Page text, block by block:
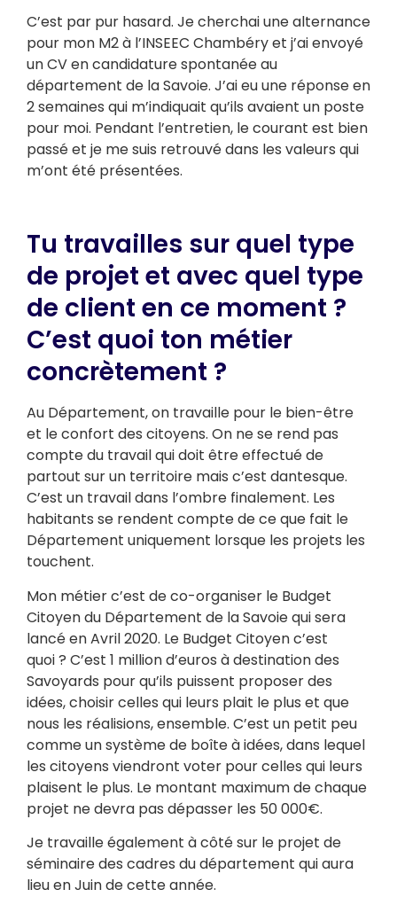
C’est par pur hasard. Je cherchai une alternance
pour mon M2 à l’INSEEC Chambéry et j’ai envoyé
un CV en candidature spontanée au
département de la Savoie. J’ai eu une réponse en
2 semaines qui m’indiquait qu’ils avaient un poste
pour moi. Pendant l’entretien, le courant est bien
passé et je me suis retrouvé dans les valeurs qui
m’ont été présentées.
Tu travailles sur quel type
de projet et avec quel type
de client en ce moment ?
C’est quoi ton métier
concrètement ?
Au Département, on travaille pour le bien-être
et le confort des citoyens. On ne se rend pas
compte du travail qui doit être effectué de
partout sur un territoire mais c’est dantesque.
C’est un travail dans l’ombre finalement. Les
habitants se rendent compte de ce que fait le
Département uniquement lorsque les projets les
touchent.
Mon métier c’est de co-organiser le Budget
Citoyen du Département de la Savoie qui sera
lancé en Avril 2020. Le Budget Citoyen c’est
quoi ? C’est 1 million d’euros à destination des
Savoyards pour qu’ils puissent proposer des
idées, choisir celles qui leurs plait le plus et que
nous les réalisions, ensemble. C’est un petit peu
comme un système de boîte à idées, dans lequel
les citoyens viendront voter pour celles qui leurs
plaisent le plus. Le montant maximum de chaque
projet ne devra pas dépasser les 50 000€.
Je travaille également à côté sur le projet de
séminaire des cadres du département qui aura
lieu en Juin de cette année.